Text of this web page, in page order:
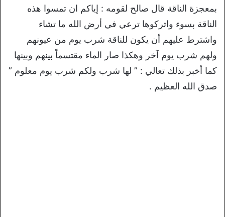
بمعجزة الناقة قال صالح لقومه : إياكم ان تمسوا هذه
الناقة بسوء واتركوها ترعي في أرض الله ما تشاء
واشترط عليهم أن يكون للناقة شرب يوم من عيونهم
ولهم شرب يوم آخر وهكذا صار الماء مقتسماً بينهم وبينها
كما أخبر بذلك تعالي : ” لها شرب ولكم شرب يوم معلوم ”
صدق الله العظيم .